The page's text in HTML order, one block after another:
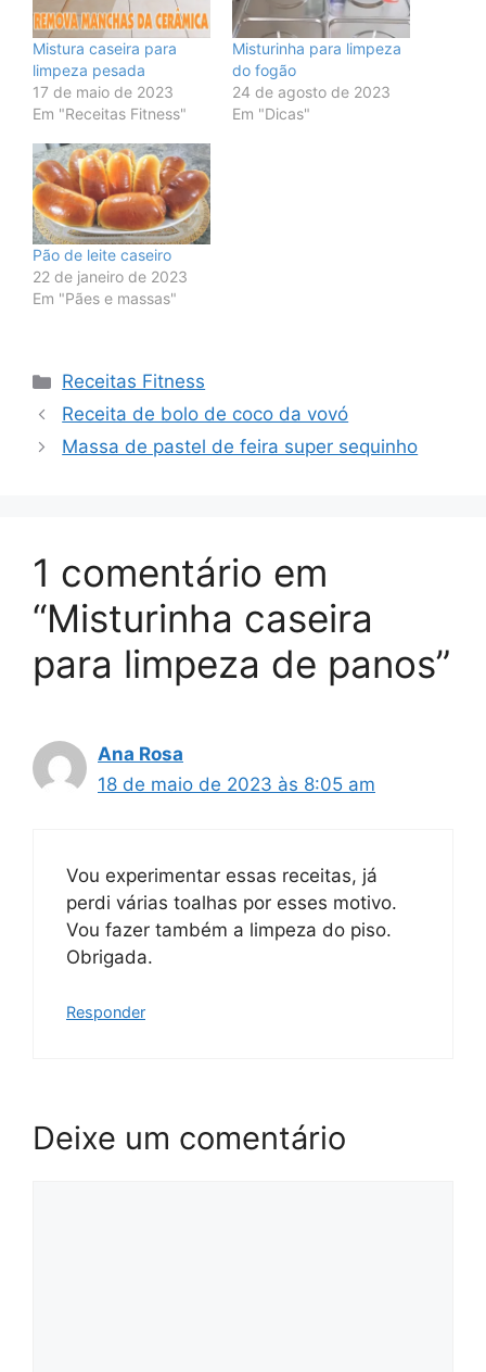
Mistura caseira para
limpeza pesada
17 de maio de 2023
Em "Receitas Fitness"
Misturinha para limpeza
do fogão
24 de agosto de 2023
Em "Dicas"
Pão de leite caseiro
22 de janeiro de 2023
Em "Pães e massas"
Categorias
Receitas Fitness
Receita de bolo de coco da vovó
Massa de pastel de feira super sequinho
1 comentário em
“Misturinha caseira
para limpeza de panos”
Ana Rosa
18 de maio de 2023 às 8:05 am
Vou experimentar essas receitas, já
perdi várias toalhas por esses motivo.
Vou fazer também a limpeza do piso.
Obrigada.
Responder
Deixe um comentário